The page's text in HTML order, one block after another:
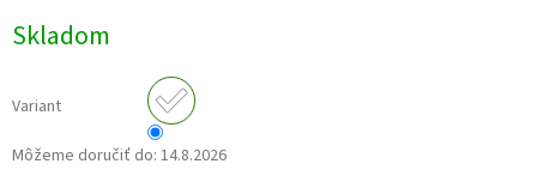
cena:
Skladom
Variant
Môžeme doručiť do: 14.8.2026